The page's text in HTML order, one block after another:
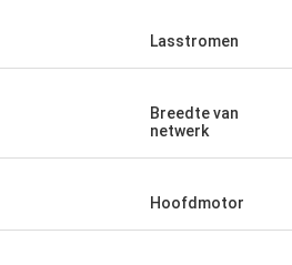
Lasstromen
Breedte van
netwerk
Hoofdmotor